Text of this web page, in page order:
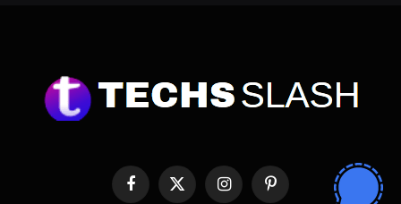
Facebook
X
InstagramPinterest